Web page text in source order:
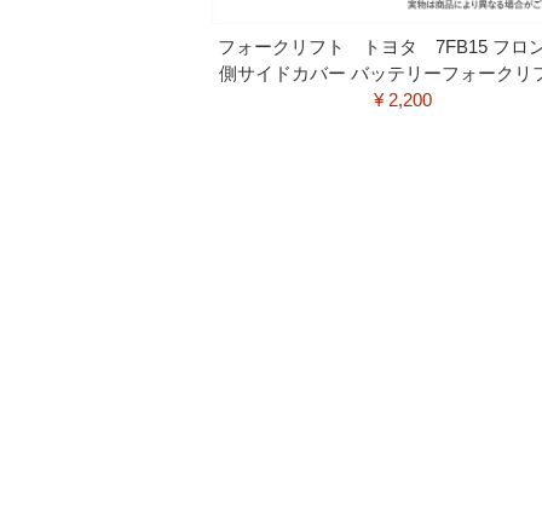
フォークリフト トヨタ 7FB15 フロ
側サイドカバー バッテリーフォークリ
¥ 2,200